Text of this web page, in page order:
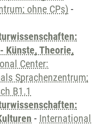
ohne CPs) -
Künste, Theorie,
Center:
Sprachenzentrum;
B1.1
- International